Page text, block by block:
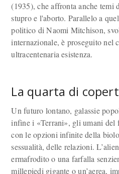
(1935), che affronta anche temi
stupro e l'aborto. Parallelo a
politico di Naomi Mitchison,
internazionale, è proseguito nel
ultracentenaria esistenza.
La quarta di
Un futuro lontano, galassie
infine i «Terrani», gli umani del
con le opzioni infinite della
sessualità, delle relazioni.
ermafrodito o una farfalla
millepiedi gigante o un’aerea,